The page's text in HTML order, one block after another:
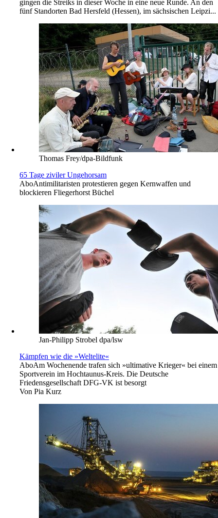
gingen die Streiks in dieser Woche in eine neue Runde. An den
fünf Standorten Bad Hersfeld (Hessen), im sächsischen Leipzi...
Thomas Frey/dpa-Bildfunk
65 Tage ziviler Ungehorsam
AboAntimilitaristen protestieren gegen Kernwaffen und
blockieren Fliegerhorst Büchel
Jan-Philipp Strobel dpa/lsw
Kämpfen wie die »Weltelite«
AboAm Wochenende trafen sich »ultimative Krieger« bei einem
Sportverein im Hochtaunus-Kreis. Die Deutsche
Friedensgesellschaft DFG-VK ist besorgt
Von Pia Kurz